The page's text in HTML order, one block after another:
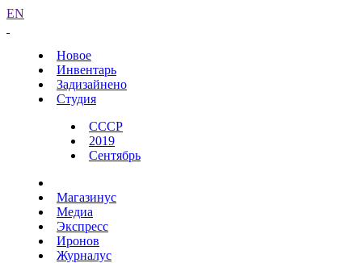
EN
Новое
Инвентарь
Задизайнено
Студия
СССР
2019
Сентябрь
Магазинус
Медиа
Экспресс
Иронов
Журналус